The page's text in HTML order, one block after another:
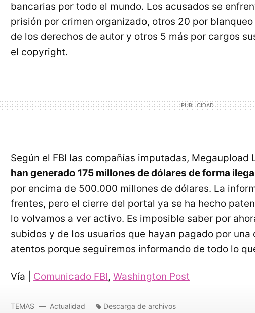
bancarias por todo el mundo. Los acusados se
prisión por crimen organizado, otros 20 por
de los derechos de autor y otros 5 más por cargos
el copyright.
Según el FBI las compañías imputadas, Megaupload
han generado 175 millones de dólares de forma
por encima de 500.000 millones de dólares. La
frentes, pero el cierre del portal ya se ha hecho
lo volvamos a ver activo. Es imposible saber por
subidos y de los usuarios que hayan pagado por
atentos porque seguiremos informando de todo lo
Vía | Comunicado FBI, Washington Post
TEMAS Actualidad Descarga de archivos